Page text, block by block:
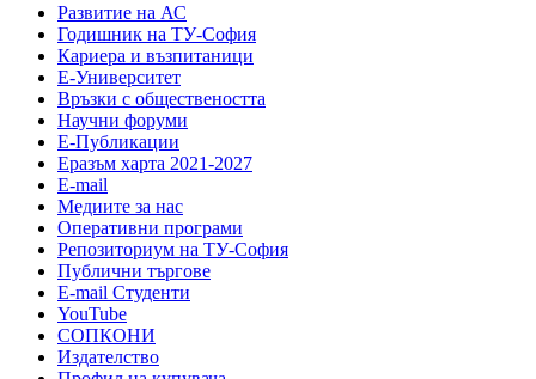
Развитие на АС
Годишник на ТУ-София
Кариера и възпитаници
Е-Университет
Връзки с обществеността
Научни форуми
Е-Публикации
Еразъм харта 2021-2027
E-mail
Медиите за нас
Оперативни програми
Репозиториум на ТУ-София
Публични търгове
Е-mail Студенти
YouTube
СОПКОНИ
Издателство